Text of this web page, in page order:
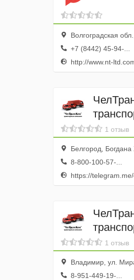
Волгоградская обл.,
+7 (8442) 45-94-...
http://www.nt-
1 отзыв
Белгород, Богдана
8-800-100-57-...
https://
1 отзыв
Владимир, ул.
8-951-449-19-...